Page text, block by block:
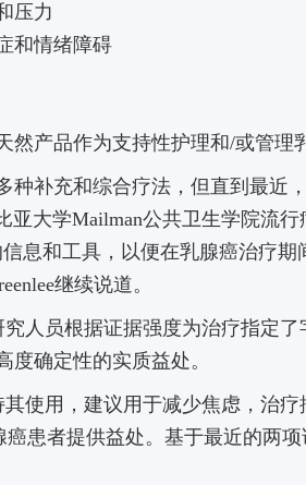
压力
和情绪障碍
产品作为支持性护理和/或管理
种补充和综合疗法，但直到最近
亚大学Mailman公共卫生学院流
息和工具，以便在乳腺癌治疗
继续说道。
人员根据证据强度为治疗指定了
确定性的实质益处。
使用，建议用于减少焦虑，治疗
患者提供益处。 基于最近的两